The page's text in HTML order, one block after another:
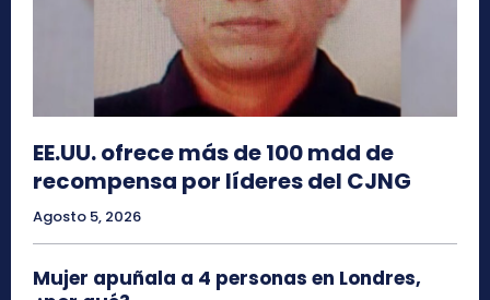
EE.UU. ofrece más de 100 mdd de
recompensa por líderes del CJNG
Agosto 5, 2026
Mujer apuñala a 4 personas en Londres,